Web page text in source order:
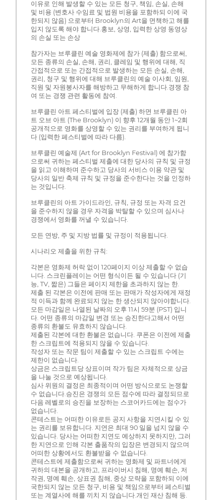
이유로 인해 발생할 수 있는 모든 청구, 책임, 손실, 손해
및 비용 (변호사 수임료 및 법원 비용을 포함하되 이에 국
한되지 않음) 으로부터 Brooklyn의 Art을 면책하고 해를
입지 않도록 해야 합니다.홍보, 상영, 입력한 상영 동영상
의 손실 또는 손상
참가자는 브루클린 예술 영화제에 참가 (제출) 함으로써,
모든 종류의 손실, 손해, 권리, 클레임 및 행위에 대해, 직
간접적으로 또는 간접적으로 발생하는 모든 손실, 손해,
권리, 청구 및 행위에 대해 브루클린의 예술 이사회, 임원,
직원 및 자원봉사자를 해방하고 무해하게 합니다.경쟁 참
여 또는 경쟁 관련 활동에 참여.
브루클린 아트 페스티벌에 입장 (제출) 하면 브루클린 아
트 오브 아트 (The Brooklyn) 이 향후 12개월 동안 1~2회
공개적으로 영화를 상영할 수 있는 권리를 부여하게 됩니
다 (입력한 페스티벌에 따라 다름).
브루클린 예술제 (Art for Brooklyn Festival) 에 참가함
으로써 귀하는 페스티벌 제출에 대한 당사의 규칙 및 규정
을 읽고 이해하며 준수하고 당사의 서비스 이용 약관 및
당사의 일반 축제 규칙 및 규정을 준수한다는 것을 인정하
는 것입니다.
브루클린의 아트 가이드라인, 규칙, 규정 또는 자격 요건
을 준수하지 않을 경우 자격을 박탈할 수 있으며 심사나
경쟁에서 영화를 꺼낼 수 있습니다.
모든 연방, 주 및 지방 법률 및 규정이 적용됩니다.
시나리오 제출을 위한 규칙:
각본은 영화제 허락 없이 120페이지 이상 제출할 수 없습
니다. 스크린플레이는 어떤 형식이든 될 수 있습니다 (기
능, TV, 짧은) 그들은 페이지 제한을 초과하지 않는 한.
제출 된 각본은 이전에 판매 또는 판매가 작성자에게 재정
적 이득과 함께 완료되지 않는 한 생산되지 않아야합니다.
모든 마감일은 나열된 날짜의 오후 11시 59분 (PST) 입니
다. 어떤 종류의 마감일 변경 또는 승진한다고해서 어떤
종류의 환불도 유효하지 않습니다.
제출된 각본에 대한 환불은 없습니다. 쿠폰은 이전에 제출
한 스크립트에 적용되지 않을 수 있습니다.
작성자 또는 작문 팀이 제출할 수 있는 스크립트 수에는
제한이 없습니다.
상금은 스크립트당 상표이며 작가 팀은 자체적으로 상금
을 나눌 것으로 예상됩니다.
심사 위원의 결정은 최종적이며 어떤 방식으로도 논쟁할
수 없습니다.승진은 경쟁의 모든 점수에 따라 결정되므로
다음 레벨로의 승진을 보장하는 스코어카드에는 점수가
없습니다.
콘테스트는 어떠한 이유로든 공지 사항을 지연시킬 수 있
는 권리를 보유합니다. 지연은 최대 90 일을 넘지 않을 수
있습니다. 당사는 어떠한 지연도 예상하지 못하지만, 그러
한 지연으로 인해 각본 출품작의 입장은 변경되지 않으며
어떠한 상황에서도 환불받을 수 없습니다.
콘테스트에 제출함으로써 귀하는 영화제 및 파트너에게
귀하의 대본을 공개하고, 프라이버시 침해, 명예 훼손, 저
작권, 명예 훼손, 상표권 침해, 중상 모략을 포함하되 이에
국한되지 않는 모든 청구, 비용 및 책임으로부터 페스티벌
또는 계열사에 해를 끼치 지 않습니다.개인 재산 침해 등.